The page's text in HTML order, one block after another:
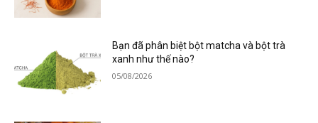
Bạn đã phân biệt bột matcha và bột trà
xanh như thế nào?
05/08/2026